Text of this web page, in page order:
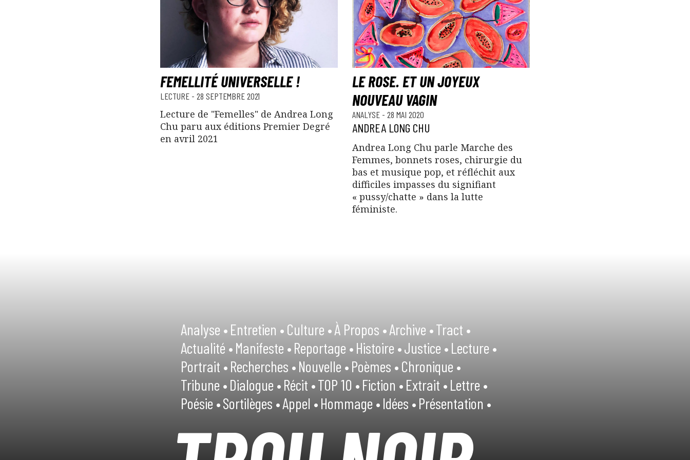
FEMELLITÉ UNIVERSELLE !
LECTURE - 28 SEPTEMBRE 2021
Lecture de "Femelles" de Andrea Long
Chu paru aux éditions Premier Degré
en avril 2021
LE ROSE. ET UN JOYEUX
NOUVEAU VAGIN
ANALYSE -28 MAI 2020
ANDREA LONG CHU
Andrea Long Chu parle Marche des
Femmes, bonnets roses, chirurgie du
bas et musique pop, et réfléchit aux
difficiles impasses du signifiant
« pussy/chatte » dans la lutte
féministe.
Analyse •Entretien •Culture •À Propos •Archive •Tract •
Actualité •Manifeste •Reportage •Histoire •Justice •Lecture •
Portrait •Recherches •Nouvelle •Poèmes •Chronique •
Tribune •Dialogue •Récit •TOP 10 •Fiction •Extrait •Lettre •
Poésie •Sortilèges •Appel •Hommage •Idées •Présentation •